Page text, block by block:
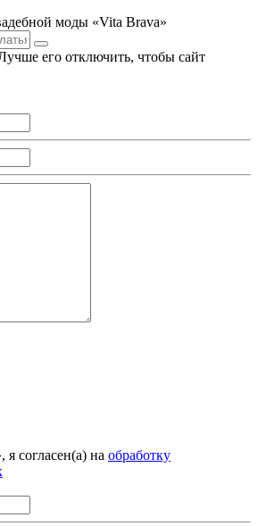
моды «Vita Brava»
его отключить, чтобы сайт
согласен(а) на обработку